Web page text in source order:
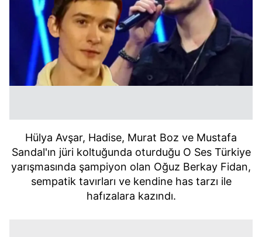
Hülya Avşar, Hadise, Murat Boz ve Mustafa
Sandal'ın jüri koltuğunda oturduğu O Ses Türkiye
yarışmasında şampiyon olan Oğuz Berkay Fidan,
sempatik tavırları ve kendine has tarzı ile
hafızalara kazındı.